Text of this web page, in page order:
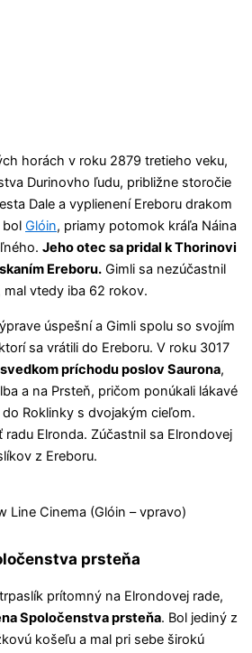
horách v roku 2879 tretieho veku,
Durinovho ľudu, približne storočie
Dale a vyplienení Ereboru drakom
bol Glóin, priamy potomok kráľa Náina
Jeho otec sa pridal k Thorinovi
Ereboru. Gimli sa nezúčastnil
vtedy iba 62 rokov.
úspešní a Gimli spolu so svojím
sa vrátili do Ereboru. V roku 3017
príchodu poslov Saurona,
a na Prsteň, pričom ponúkali lákavé
Roklinky s dvojakým cieľom.
radu Elronda. Zúčastnil sa Elrondovej
z Ereboru.
Line Cinema (Glóin – vpravo)
prsteňa
prítomný na Elrondovej rade,
Spoločenstva prsteňa. Bol jediný z
košeľu a mal pri sebe širokú